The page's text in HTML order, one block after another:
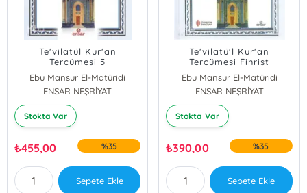
Te'vilatül Kur'an
Tercümesi 5
Ebu Mansur El-Matüridi
ENSAR NEŞRİYAT
Stokta Var
₺455,00 %35
Sepete Ekle
Te'vilatü'l Kur'an
Tercümesi Fihrist
Ebu Mansur El-Matüridi
ENSAR NEŞRİYAT
Stokta Var
₺390,00 %35
Sepete Ekle